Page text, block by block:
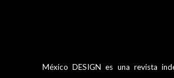
México DESIGN es una revista